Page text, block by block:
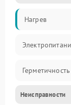
Нагрев
Герметичность
Неисправности